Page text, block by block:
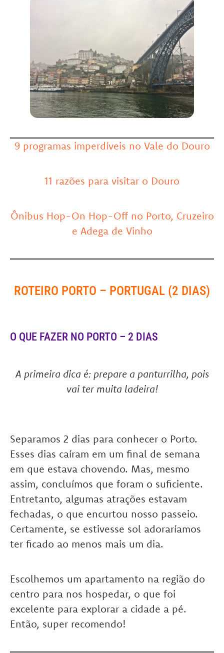
9 programas imperdíveis no Vale do Douro
11 razões para visitar o Douro
Ônibus Hop-On Hop-Off no Porto, Cruzeiro
e Adega de Vinho
ROTEIRO PORTO – PORTUGAL (2 DIAS)
O QUE FAZER NO PORTO – 2 DIAS
A primeira dica é: prepare a panturrilha, pois
vai ter muita ladeira!
Separamos 2 dias para conhecer o Porto.
Esses dias caíram em um final de semana
em que estava chovendo. Mas, mesmo
assim, concluímos que foram o suficiente.
Entretanto, algumas atrações estavam
fechadas, o que encurtou nosso passeio.
Certamente, se estivesse sol adoraríamos
ter ficado ao menos mais um dia.
Escolhemos um apartamento na região do
centro para nos hospedar, o que foi
excelente para explorar a cidade a pé.
Então, super recomendo!